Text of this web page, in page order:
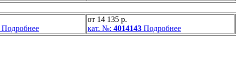
Подробнее
от 14 135 р.
кат. №: 4014143 Подробнее